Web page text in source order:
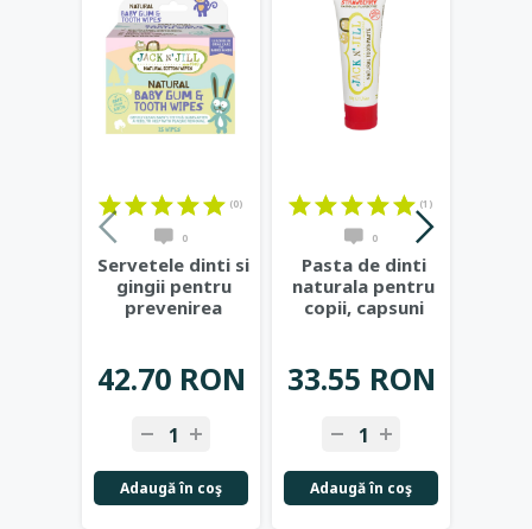
(0)
0
Servetele dinti si
gingii pentru
prevenirea
42.70 RON
Adaugă în coş
(1)
0
Pasta de dinti
naturala pentru
copii, capsuni
33.55 RON
Adaugă în coş
+ +